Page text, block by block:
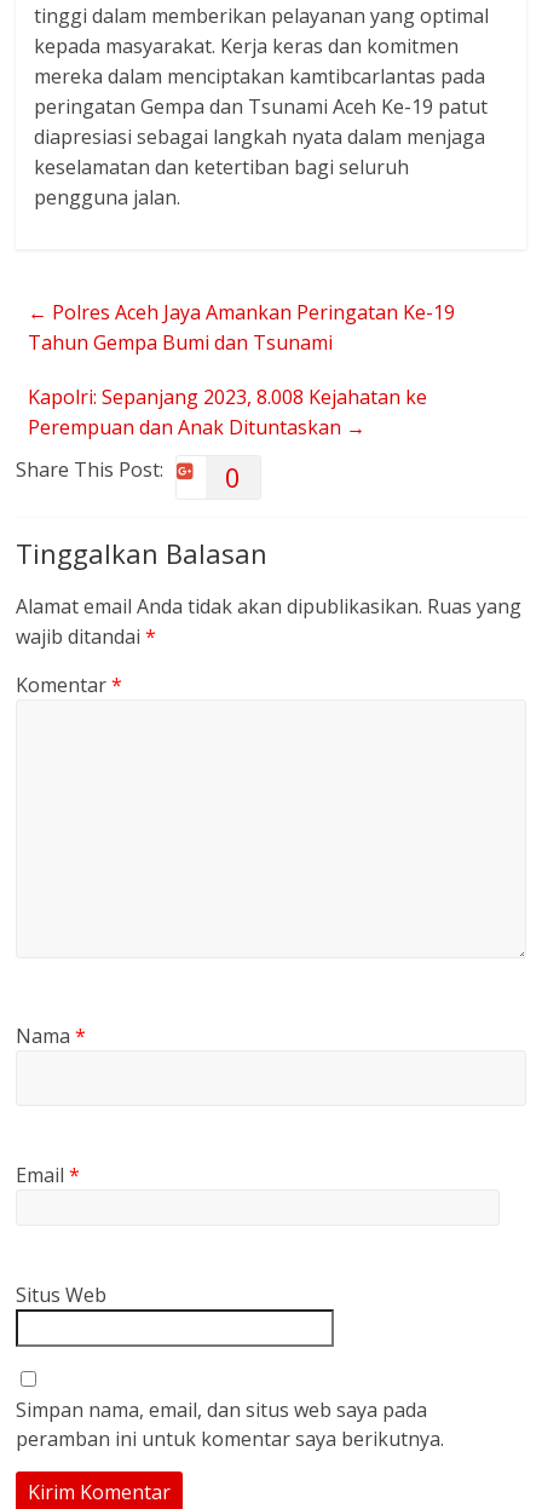
tinggi dalam memberikan pelayanan yang optimal
kepada masyarakat. Kerja keras dan komitmen
mereka dalam menciptakan kamtibcarlantas pada
peringatan Gempa dan Tsunami Aceh Ke-19 patut
diapresiasi sebagai langkah nyata dalam menjaga
keselamatan dan ketertiban bagi seluruh
pengguna jalan.
← Polres Aceh Jaya Amankan Peringatan Ke-19
Tahun Gempa Bumi dan Tsunami
Kapolri: Sepanjang 2023, 8.008 Kejahatan ke
Perempuan dan Anak Dituntaskan →
Share This Post:
0
Tinggalkan Balasan
Alamat email Anda tidak akan dipublikasikan. Ruas yang
wajib ditandai*
Komentar*
Nama*
Email*
Situs Web
Simpan nama, email, dan situs web saya pada
peramban ini untuk komentar saya berikutnya.